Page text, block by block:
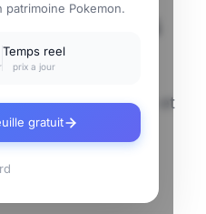
Ténèbres
: stats, évolutions et
lecture
Pokemon.
Temps reel
prix a jour
gratuit